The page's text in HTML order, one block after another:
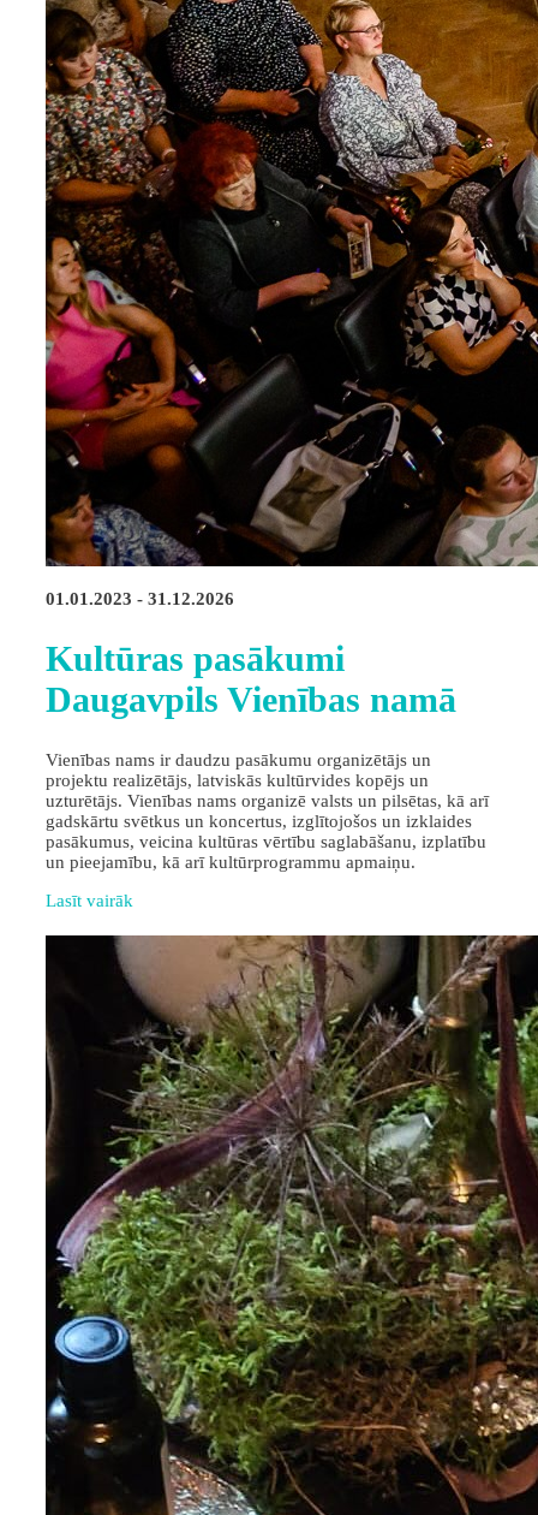
01.01.2023 - 31.12.2026
Kultūras pasākumi
Daugavpils Vienības namā
Vienības nams ir daudzu pasākumu organizētājs un
projektu realizētājs, latviskās kultūrvides kopējs un
uzturētājs. Vienības nams organizē valsts un pilsētas, kā arī
gadskārtu svētkus un koncertus, izglītojošos un izklaides
pasākumus, veicina kultūras vērtību saglabāšanu, izplatību
un pieejamību, kā arī kultūrprogrammu apmaiņu.
Lasīt vairāk